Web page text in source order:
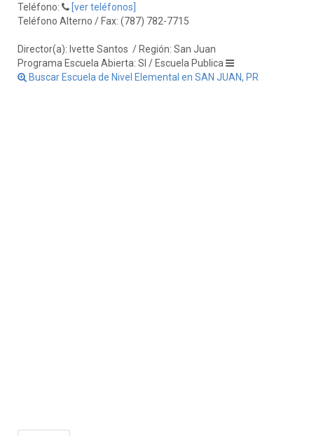
Teléfono:
[ver teléfonos]
Teléfono Alterno / Fax: (787) 782-7715
Director(a): Ivette Santos / Región: San Juan
Programa Escuela Abierta: SI / Escuela Publica
Buscar Escuela de Nivel Elemental en SAN JUAN, PR